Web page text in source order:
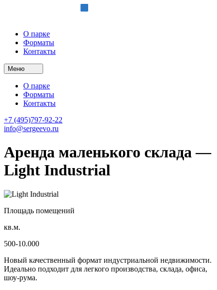
О парке
Форматы
Контакты
Меню
О парке
Форматы
Контакты
+7 (495)797-92-22
info@sergeevo.ru
Аренда маленького склада —
Light Industrial
Площадь помещений
кв.м.
500-10.000
Новый качественный формат индустриальной недвижимости.
Идеально подходит для легкого производства, склада, офиса,
шоу-рума.